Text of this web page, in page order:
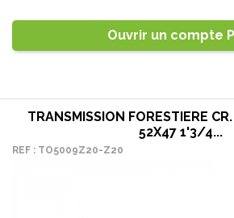
Ouvrir un compte
TRANSMISSION FORESTIERE
52X47 1'3/4...
REF : TO5009Z20-Z20